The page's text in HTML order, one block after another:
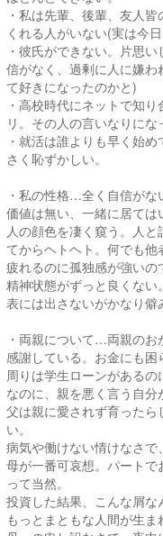
・私は先輩、後輩、友人
くれる人がいない(実は今
・彼氏ができない。片思
信がなく、過剰に人に嫌
て好きになったのかと)
・高校時代にネットで知
リ。その人の言いなりにな
・就活は誰よりも早く始
さく恥ずかしい。
・私の性格…全く自信が
価値は無い、一緒に居ては
人の顔色を凄く窺う。人
てからヘトヘト。何でも他
疲れるのに孤独感が強いの
精神状態がずっと良くない
表には出さないがかなり僻
・両親について…両親のお
感謝している。お金にも困
周りは学生ローンがあるの
なのに、親を悪く言う自分
父は親に愛されず育った
い。
病気や働けない情けなさで
母が一番可哀想。パートで
って当然。
投資した結果、こんな屑な
もっとまともな人間が生